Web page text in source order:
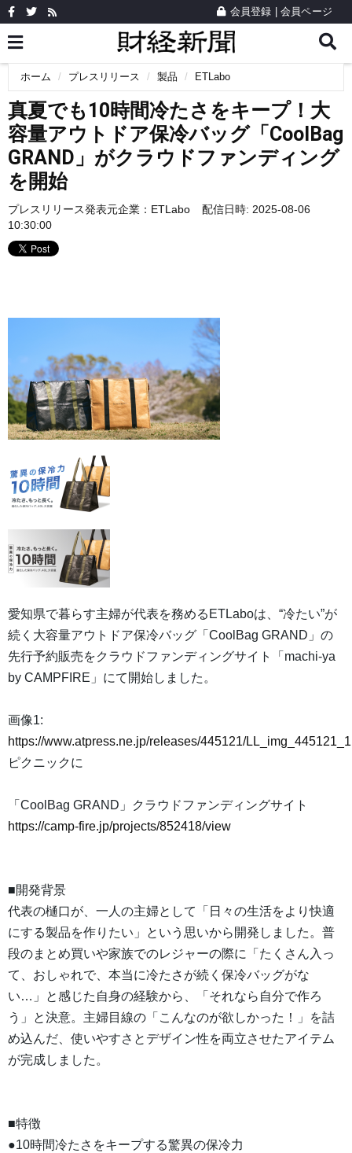
会員登録 会員ページ
ホーム プレスリリース 製品 ETLabo
真夏でも10時間冷たさをキープ！大
容量アウトドア保冷バッグ「CoolBag
GRAND」がクラウドファンディング
を開始
プレスリリース発表元企業： ETLabo
配信日時: 2025-08-06
10:30:00
愛知県で暮らす主婦が代表を務めるETLaboは、“冷たい”が
続く大容量アウトドア保冷バッグ「CoolBag GRAND」の
先行予約販売をクラウドファンディングサイト「machi-ya
by CAMPFIRE」にて開始しました。
画像1:
https://www.atpress.ne.jp/releases/445121/
ピクニックに
「CoolBag GRAND」クラウドファンディングサイト
https://camp-fire.jp/projects/852418/view
■開発背景
代表の樋口が、一人の主婦として「日々の生活をより快適
にする製品を作りたい」という思いから開発しました。普
段のまとめ買いや家族でのレジャーの際に「たくさん入っ
て、おしゃれで、本当に冷たさが続く保冷バッグがな
い…」と感じた自身の経験から、「それなら自分で作ろ
う」と決意。主婦目線の「こんなのが欲しかった！」を詰
め込んだ、使いやすさとデザイン性を両立させたアイテム
が完成しました。
■特徴
●10時間冷たさをキープする驚異の保冷力